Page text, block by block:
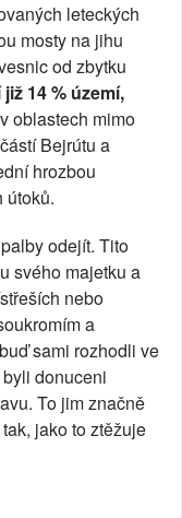
leteckých
mosty na jihu
od zbytku
14 % území,
oblastech mimo
Bejrútu a
hrozbou
útoků.
odejít. Tito
svého majetku a
nebo
a
sami rozhodli ve
donuceni
To jim značně
jako to ztěžuje